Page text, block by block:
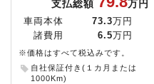
支払総額 万円
車両本体 73.3万円
諸費用
6.5万円
※価格はすべて税込みです。
自社保証付き(１カ月または
1000Km)